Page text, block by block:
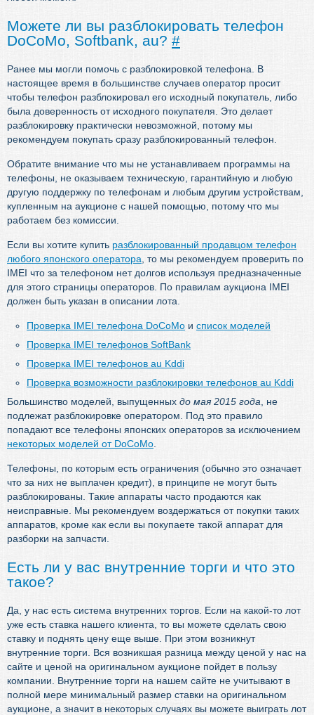
Можете ли вы разблокировать телефон
DoCoMo, Softbank, au? #
Ранее мы могли помочь с разблокировкой телефона. В
настоящее время в большинстве случаев оператор просит
чтобы телефон разблокировал его исходный покупатель, либо
была доверенность от исходного покупателя. Это делает
разблокировку практически невозможной, потому мы
рекомендуем покупать сразу разблокированный телефон.
Обратите внимание что мы не устанавливаем программы на
телефоны, не оказываем техническую, гарантийную и любую
другую поддержку по телефонам и любым другим устройствам,
купленным на аукционе с нашей помощью, потому что мы
работаем без комиссии.
Если вы хотите купить разблокированный продавцом телефон
любого японского оператора , то мы рекомендуем проверить по
IMEI что за телефоном нет долгов используя предназначенные
для этого страницы операторов. По правилам аукциона IMEI
должен быть указан в описании лота.
Проверка IMEI телефона DoCoMo и список моделей
Проверка IMEI телефонов SoftBank
Проверка IMEI телефонов au Kddi
Проверка возможности разблокировки телефонов au Kddi
Большинство моделей, выпущенных до мая 2015 года , не
подлежат разблокировке оператором. Под это правило
попадают все телефоны японских операторов за исключением
некоторых моделей от DoCoMo
Телефоны, по которым есть ограничения (обычно это означает
что за них не выплачен кредит), в принципе не могут быть
разблокированы. Такие аппараты часто продаются как
неисправные. Мы рекомендуем воздержаться от покупки таких
аппаратов, кроме как если вы покупаете такой аппарат для
разборки на запчасти.
Есть ли у вас внутренние торги и что это
такое?
Да, у нас есть система внутренних торгов. Если на какой-то лот
уже есть ставка нашего клиента, то вы можете сделать свою
ставку и поднять цену еще выше. При этом возникнут
внутренние торги. Вся возникшая разница между ценой у нас на
сайте и ценой на оригинальном аукционе пойдет в пользу
компании. Внутренние торги на нашем сайте не учитывают в
полной мере минимальный размер ставки на оригинальном
аукционе, а значит в некоторых случаях вы можете выиграть лот